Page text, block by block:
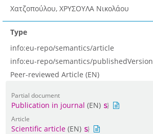
Χατζοπούλου, ΧΡΥΣΟΥΛΑ Νικολάου
Type
info:eu-repo/semantics/article
info:eu-repo/semantics/publishedVersion
Peer-reviewed Article (EN)
Partial document
Publication in journal (EN)
Article
Scientific article (EN)